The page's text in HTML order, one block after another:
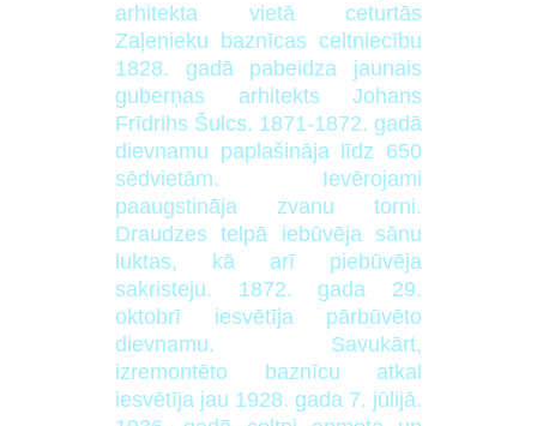
arhitekta vietā ceturtās
Zaļenieku baznīcas celtniecību
1828. gadā pabeidza jaunais
guberņas arhitekts Johans
Frīdrihs Šulcs. 1871-1872. gadā
dievnamu paplašināja līdz 650
sēdvietām. Ievērojami
paaugstināja zvanu torni.
Draudzes telpā iebūvēja sānu
luktas, kā arī piebūvēja
sakristeju. 1872. gada 29.
oktobrī iesvētīja pārbūvēto
dievnamu. Savukārt,
izremontēto baznīcu atkal
iesvētīja jau 1928. gada 7. jūlijā.